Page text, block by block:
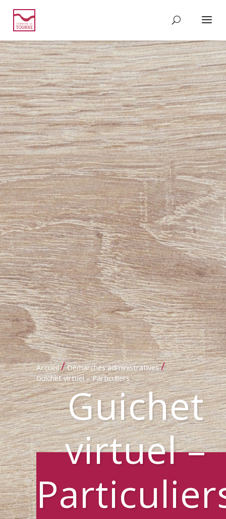
Accueil / Démarches administratives /
Guichet virtuel – Particuliers
Guichet
virtuel –